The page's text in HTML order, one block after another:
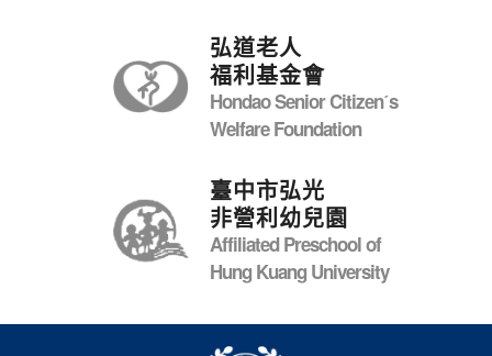
弘道老人
福利基金會
Hondao Senior Citizenˊs
Welfare Foundation
臺中市弘光
非營利幼兒園
Affiliated Preschool of
Hung Kuang University